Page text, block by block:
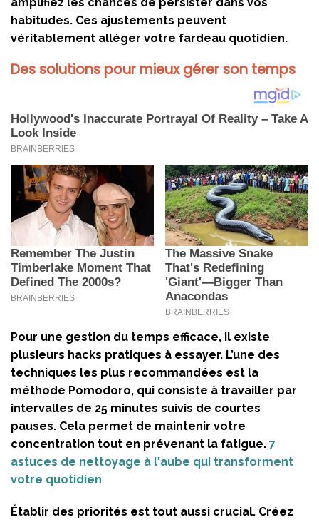
habitudes. Ces ajustements peuvent
véritablement alléger votre fardeau quotidien.
Des solutions pour mieux gérer son temps
Pour une gestion du temps efficace, il existe
plusieurs hacks pratiques à essayer. L’une des
techniques les plus recommandées est la
méthode Pomodoro, qui consiste à travailler par
intervalles de 25 minutes suivis de courtes
pauses. Cela permet de maintenir votre
concentration tout en prévenant la fatigue. 7
astuces de nettoyage à l'aube qui transforment
votre quotidien
Établir des priorités est tout aussi crucial. Créez